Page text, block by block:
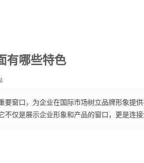
有哪些特色
窗口，为企业在国际市场树立品牌形象提
仅是展示企业形象和产品的窗口，更是连